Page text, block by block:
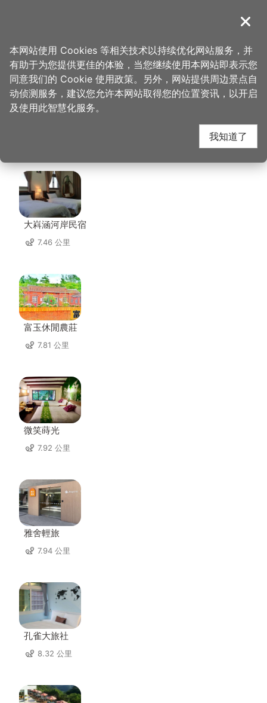
導覽
首页 > 想去的地方 > 美食、购物 > 十一份活鱼餐厅
十一份活鱼餐厅 周边住
宿
大嵙涵河岸民宿
7.46 公里
富玉休閒農莊
7.81 公里
微笑蒔光
7.92 公里
雅舍輕旅
7.94 公里
孔雀大旅社
8.32 公里
关闭
本网站使用 Cookies 等相关技术以持续优化网站服务，并
有助于为您提供更佳的体验，当您继续使用本网站即表示您
同意我们的 Cookie 使用政策。另外，网站提供周边景点自
动侦测服务，建议您允许本网站取得您的位置资讯，以开启
及使用此智慧化服务。
我知道了